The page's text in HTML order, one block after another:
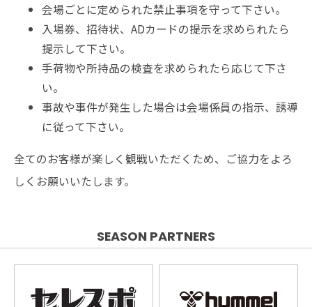
会場ごとに定められた禁止事項を守って下さい。
入場券、招待状、ADカードの提示を求められたら
提示して下さい。
手荷物や所持品の検査を求められたら応じて下さ
い。
事故や事件が発生した場合は会場係員の指示、誘導
に従って下さい。
全てのお客様が楽しく観戦いただくため、ご協力をよろ
しくお願いいたします。
SEASON PARTNERS